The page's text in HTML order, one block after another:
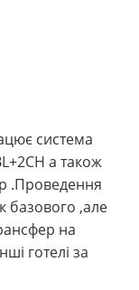
система
а також
.Проведення
базового ,але
на
готелі за